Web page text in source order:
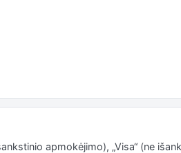
apmokėjimo), „Visa“ (ne